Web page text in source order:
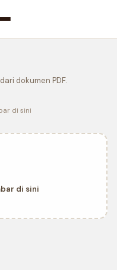
dokumen PDF.
di sini
di sini